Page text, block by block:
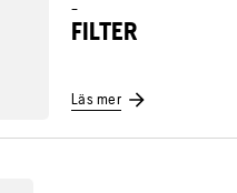
–
FILTER
Läs mer